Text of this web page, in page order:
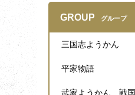
GROUP グループ
三国志ようかん
平家物語
武家ようかん 戦国